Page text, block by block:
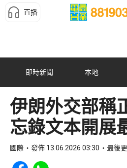
直播
即時新聞 本地
伊朗外交部稱
忘錄文本開展
國際 發佈 13.06.2026 03:30 最後
Share to Facebook
Share to WhatsApp